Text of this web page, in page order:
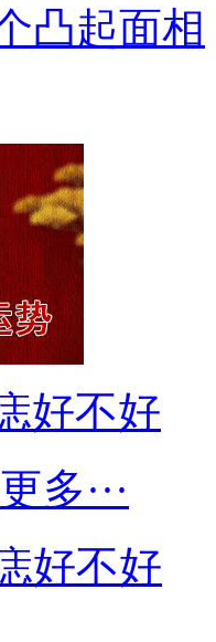
凸起面相
好不好
更多···
好不好